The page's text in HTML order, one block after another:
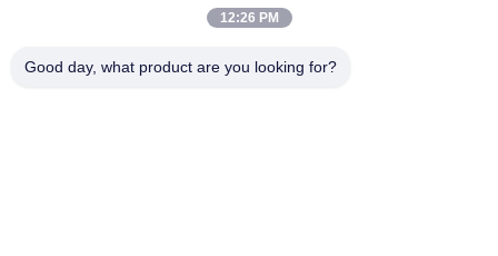
Abonnieren Sie unseren Newsletter für Rabatte und mehr.
12:26 PM
Good day, what product are you looking for?